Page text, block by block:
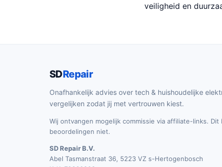
veiligheid en
SDRepair
Onafhankelijk advies over tech & huishoudelijke
vergelijken zodat jij met vertrouwen kiest.
Wij ontvangen mogelijk commissie via affiliate-links.
beoordelingen niet.
SD Repair B.V.
Abel Tasmanstraat 36, 5223 VZ s-Hertogenbosch